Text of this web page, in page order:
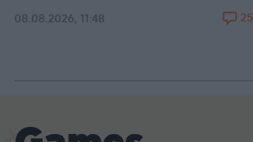
08.08.2026, 11:48 25